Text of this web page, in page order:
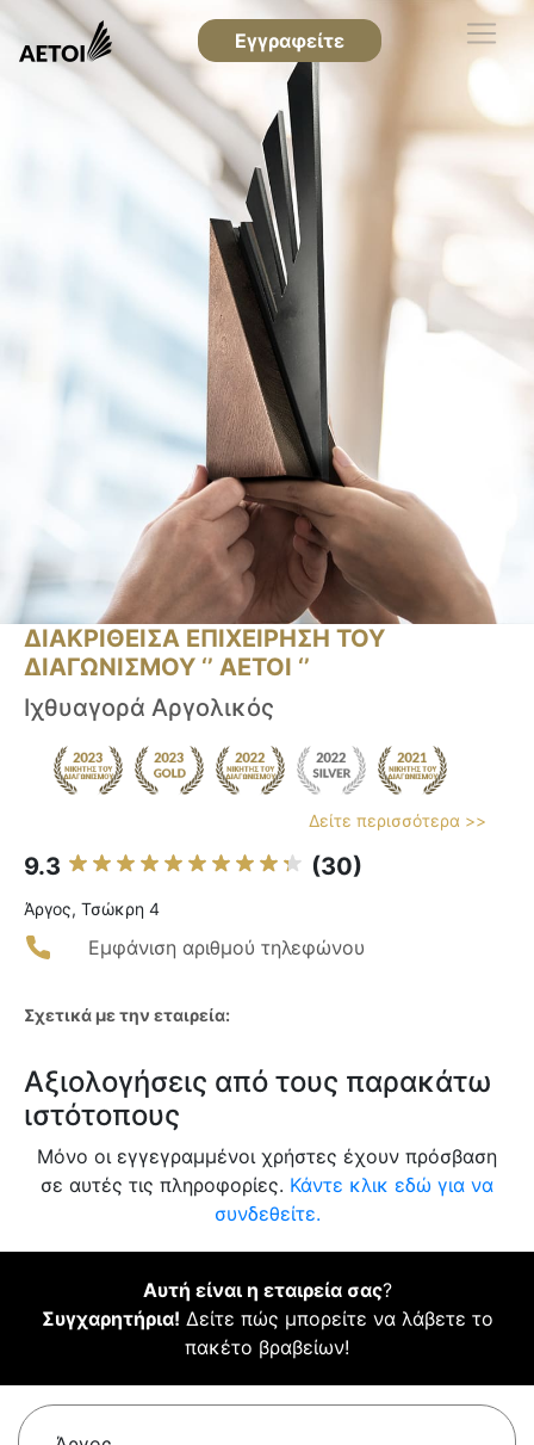
Εγγραφείτε
ΔΙΑΚΡΙΘΕΙΣΑ ΕΠΙΧΕΙΡΗΣΗ ΤΟΥ
ΔΙΑΓΩΝΙΣΜΟΥ ‘’ ΑΕΤΟΙ ‘’
Ιχθυαγορά Αργολικός
Δείτε περισσότερα >>
9.3 (30)
Άργος, Τσώκρη 4
Εμφάνιση αριθμού τηλεφώνου
Σχετικά με την εταιρεία:
Αξιολογήσεις από τους παρακάτω
ιστότοπους
Μόνο οι εγγεγραμμένοι χρήστες έχουν πρόσβαση
σε αυτές τις πληροφορίες. Κάντε κλικ εδώ για να
συνδεθείτε.
Αυτή είναι η εταιρεία σας?
Συγχαρητήρια! Δείτε πώς μπορείτε να λάβετε το
πακέτο βραβείων!